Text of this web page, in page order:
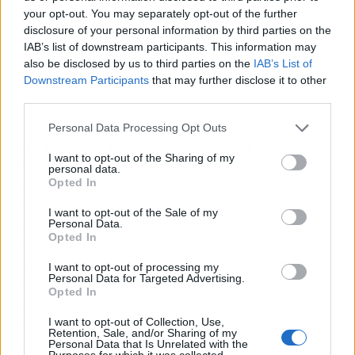
your opt-out. You may separately opt-out of the further
disclosure of your personal information by third parties on the
IAB’s list of downstream participants. This information may
also be disclosed by us to third parties on the IAB’s List of
Downstream Participants that may further disclose it to other
Personal Data Processing Opt Outs
I want to opt-out of the Sharing of my
personal data.
Opted In
I want to opt-out of the Sale of my
Personal Data.
Opted In
I want to opt-out of processing my
Personal Data for Targeted Advertising.
Opted In
I want to opt-out of Collection, Use,
Retention, Sale, and/or Sharing of my
Personal Data that Is Unrelated with the
Informáticos, ofrecen soluciones integrales de
VoIP que van más allá de la simple
comunicación. Cuentan con un equipo de
expertos que ha desarrollado e implementado
con éxito soluciones personalizadas para
grandes empresas y pymes, que incluyen
centralita virtual para equipos de ventas,
automatización activa para
integración de Odoo CRM con Asterisk,
centralita automatizada con formulario web e